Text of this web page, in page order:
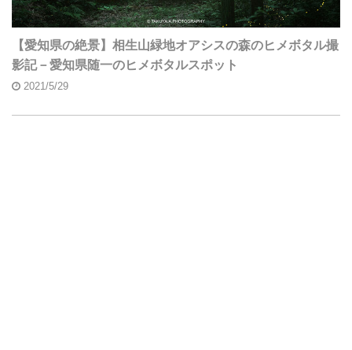
【愛知県の絶景】相生山緑地オアシスの森のヒメボタル撮
影記－愛知県随一のヒメボタルスポット
2021/5/29